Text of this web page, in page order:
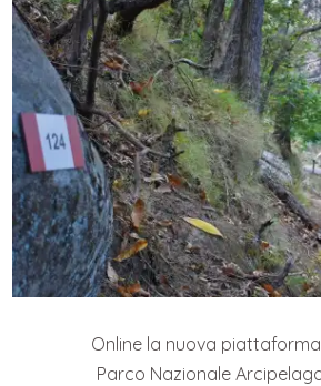
Online la nuova piattaforma
Parco Nazionale